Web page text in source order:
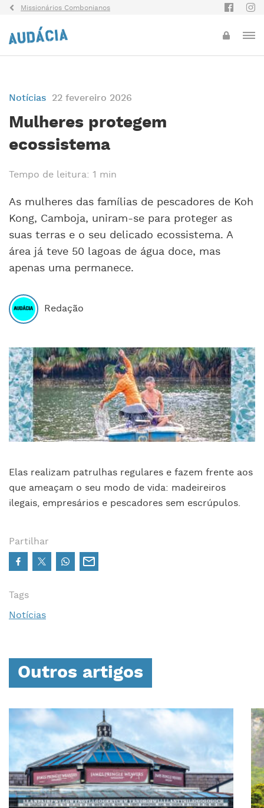
Missionários Combonianos
Notícias 22 fevereiro 2026
Mulheres protegem
ecossistema
Tempo de leitura: 1 min
As mulheres das famílias de pescadores de Koh
Kong, Camboja, uniram-se para proteger as
suas terras e o seu delicado ecossistema. A
área já teve 50 lagoas de água doce, mas
apenas uma permanece.
Redação
Elas realizam patrulhas regulares e fazem frente aos
que ameaçam o seu modo de vida: madeireiros
ilegais, empresários e pescadores sem escrúpulos.
Partilhar
Tags
Notícias
Outros artigos